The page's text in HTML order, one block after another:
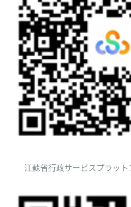
江蘇省行政サービスプラット